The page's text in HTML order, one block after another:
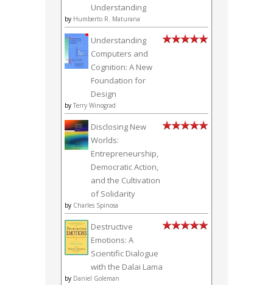
Understanding
by Humberto R. Maturana
Understanding
Computers and
Cognition: A New
Foundation for
Design
by Terry Winograd
Disclosing New
Worlds:
Entrepreneurship,
Democratic Action,
and the Cultivation
of Solidarity
by Charles Spinosa
Destructive
Emotions: A
Scientific Dialogue
with the Dalai Lama
by Daniel Goleman